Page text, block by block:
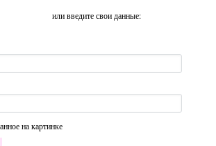
или введите свои данные:
на картинке